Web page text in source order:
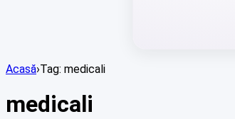
Acasă›Tag: medicali
medicali